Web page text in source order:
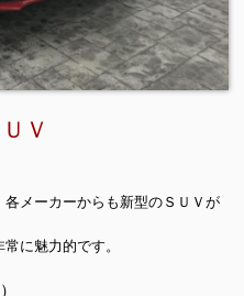
Ｖ
メーカーからも新型のＳＵＶが
に魅力的です。